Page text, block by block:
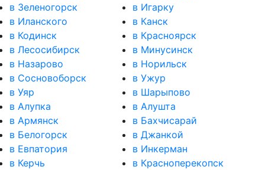
в Зеленогорск
в Игарку
в Иланского
в Канск
в Кодинск
в Красноярск
в Лесосибирск
в Минусинск
в Назарово
в Норильск
в Сосновоборск
в Ужур
в Уяр
в Шарыпово
в Алупка
в Алушта
в Армянск
в Бахчисарай
в Белогорск
в Джанкой
в Евпатория
в Инкерман
в Керчь
в Красноперекопск